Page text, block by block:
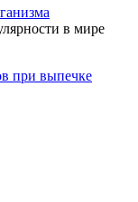
в мире
при выпечке